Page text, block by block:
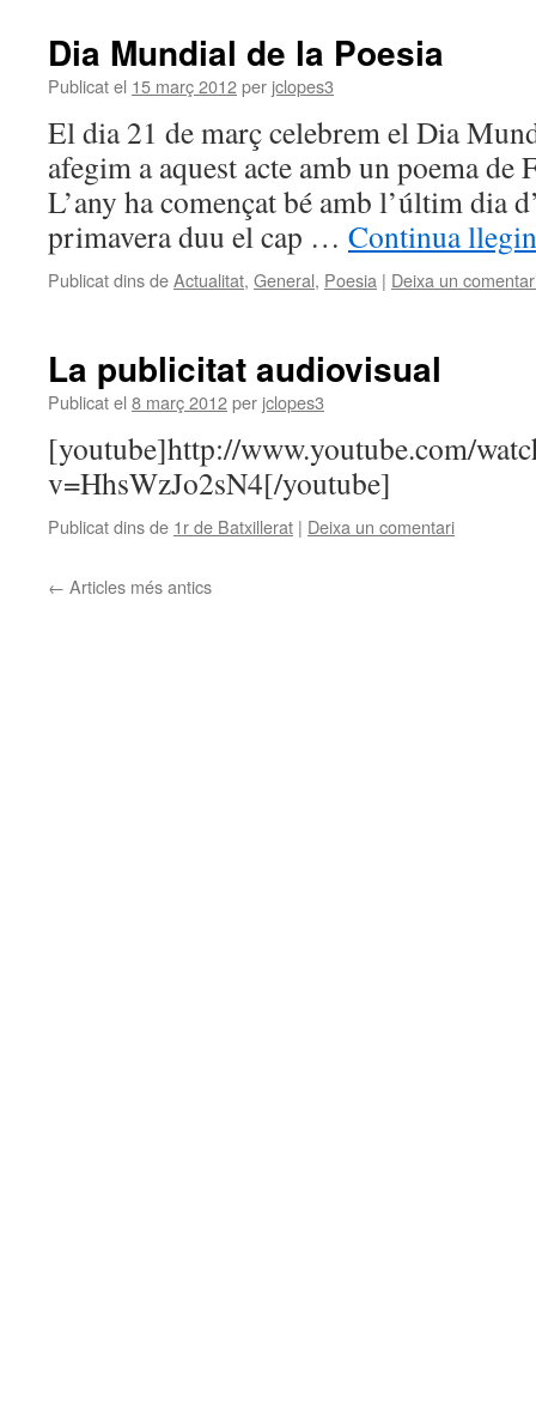
Dia Mundial de la Poesia
Publicat el 15 març 2012per jclopes3
El dia 21 de març celebrem el Dia
afegim a aquest acte amb un poema de
L’any ha començat bé amb l’últim dia
primavera duu el cap … Continua
Publicat dins deActualitat, General, Poesia | Deixa un
La publicitat audiovisual
Publicat el 8 març 2012per jclopes3
[youtube]http://www.youtube.com/
v=HhsWzJo2sN4[/youtube]
Publicat dins de 1r de Batxillerat | Deixa un comentari
← Articles més antics